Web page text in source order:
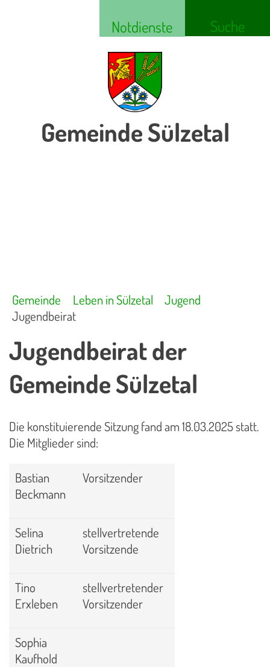
Notdienste Suche
Gemeinde Sülzetal
Gemeinde Leben in Sülzetal
Jugend
Jugendbeirat
Jugendbeirat der
Gemeinde Sülzetal
Die konstituierende Sitzung fand am 18.03.2025 statt.
Die Mitglieder sind:
Bastian
Beckmann
Vorsitzender
Selina
Dietrich
stellvertretende
Vorsitzende
Tino
Erxleben
stellvertretender
Vorsitzender
Sophia
Kaufhold